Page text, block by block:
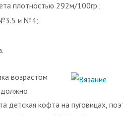
плотностью 292м/100гр.;
№3.5 и №4;
возрастом
должно
детская кофта на пуговицах,